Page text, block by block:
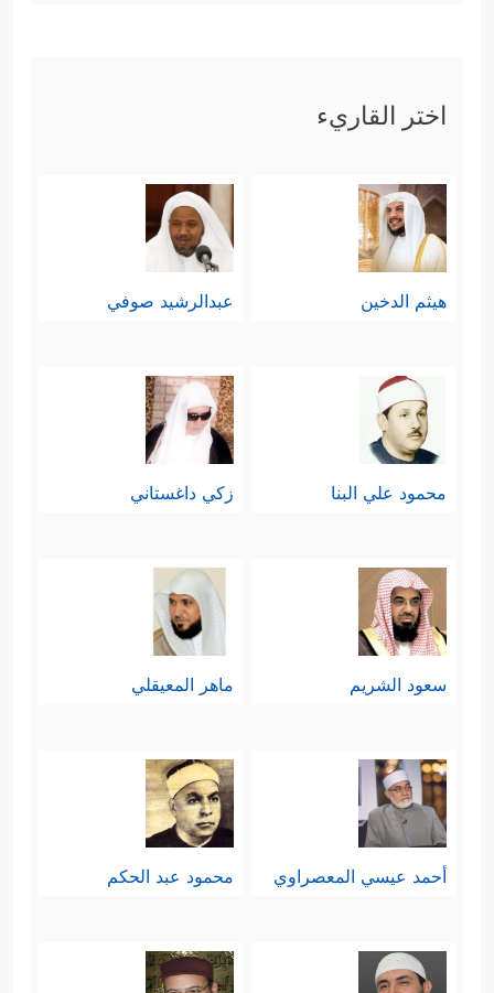
اختر القاريء
هيثم الدخين عبدالرشيد صوفي
محمود علي البنا زكي داغستاني
سعود الشريم ماهر المعيقلي
أحمد عيسي المعصراوي محمود عبد الحكم